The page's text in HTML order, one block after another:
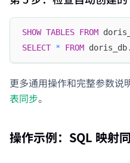
SHOW TABLES FROM
SELECT * FROM doris_db.
更多通用操作和完整参数说
表同步。
操作示例：SQL 映射